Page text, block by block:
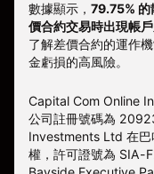
數據顯示， 79.75% 的
價合約交易時出現帳戶
了解差價合約的運作
金虧損的高風險。
Capital Com Online
公司註冊號碼為
Investments Ltd 在巴
權，許可證號為 SIA-